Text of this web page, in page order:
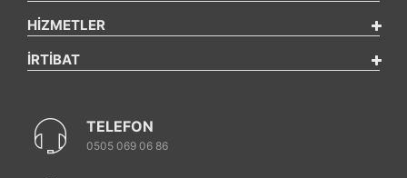
HİZMETLER
İRTİBAT
TELEFON
0505 069 06 86